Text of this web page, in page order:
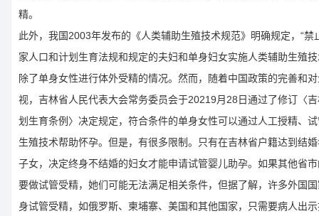
精。
此外，我国2003年发布的《人类辅助生殖技术规范》明确规定，“禁
家人口和计划生育法规和规定的夫妇和单身妇女实施人类辅助生殖技
除了单身女性进行体外受精的情况。然而，随着中国政策的完善和
视，吉林省人民代表大会常务委员会于20219月28日通过了修订〈
划生育条例〉决定规定，符合条件的单身女性可以通过人工授精、
生殖技术帮助怀孕。但是，有很多限制。只有在吉林省户籍达到结
子女，决定终身不结婚的妇女才能申请试管婴儿助孕。如果其他省
要做试管受精，她们可能无法满足相关条件，但据了解，许多外国
身试管受精，如俄罗斯、柬埔寨、美国和其他国家，只需要病人出